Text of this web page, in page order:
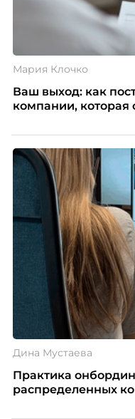
Мария Клочко
Ваш выход: как
компании, которая
Дина Мустаева
Практика
распределенных